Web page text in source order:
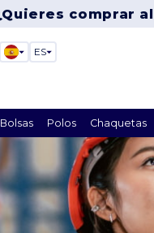
comprar
ES
Bolsas Polos Chaquetas